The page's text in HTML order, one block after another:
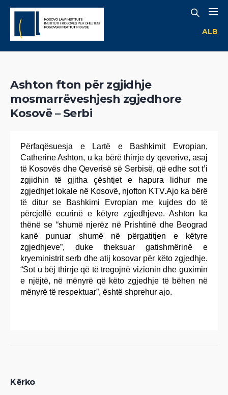
ALB
Ashton fton për zgjidhje
mosmarrëveshjesh zgjedhore
Kosovë – Serbi
Përfaqësuesja e Lartë e Bashkimit Evropian,
Catherine Ashton, u ka bërë thirrje dy qeverive, asaj
të Kosovës dhe Qeverisë së Serbisë, që edhe sot t’i
zgjidhin të gjitha çështjet e hapura lidhur me
zgjedhjet lokale në Kosovë, njofton KTV.Ajo ka bërë
të ditur se Bashkimi Evropian me kujdes do të
përcjellë ecurinë e këtyre zgjedhjeve. Ashton ka
thënë se “shumë njerëz në Prishtinë dhe Beograd
kanë punuar shumë në përgatitjen e këtyre
zgjedhjeve”, duke theksuar gatishmërinë e
kryeministrit serb dhe atij kosovar për këto zgjedhje.
“Sot u bëj thirrje që të tregojnë vizionin dhe guximin
e njëjtë, në mënyrë që këto zgjedhje të bëhen në
mënyrë të respektuar”, është shprehur ajo.
Kërko